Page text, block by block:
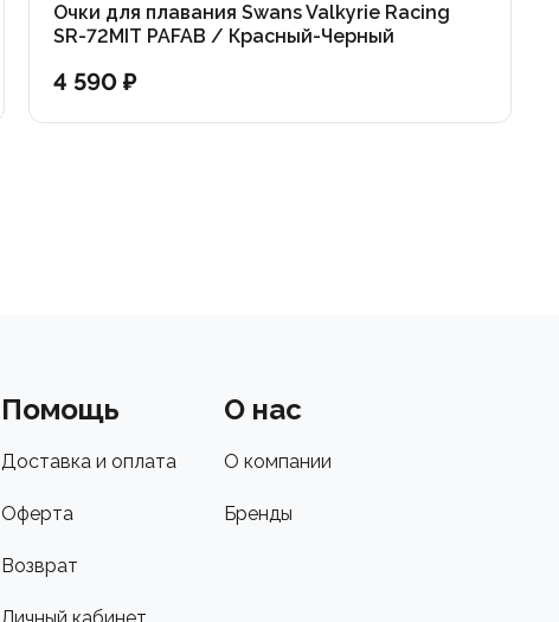
Очки для плавания Swans Valkyrie Racing
SR-72MIT PAFAB / Красный-Черный
4 590 ₽
Помощь
Доставка и оплата
Оферта
Возврат
О нас
О компании
Бренды